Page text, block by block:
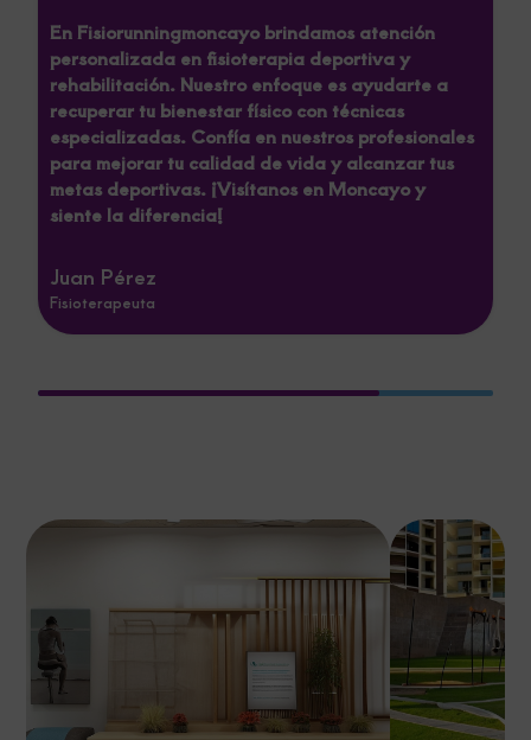
En Fisiorunningmoncayo, cuidamos de tu
bienestar físico con nuestro servicio
especializado de fisioterapia y rehabilitación. En
nuestra clínica, ubicada en Moncayo,
priorizamos la recuperación y desempeño de
nuestros pacientes. Ideal para quienes buscan
eficiencia, atención personalizada y resultados
efectivos en salud y movilidad.
Fisiorunning
Fisioterapeuta